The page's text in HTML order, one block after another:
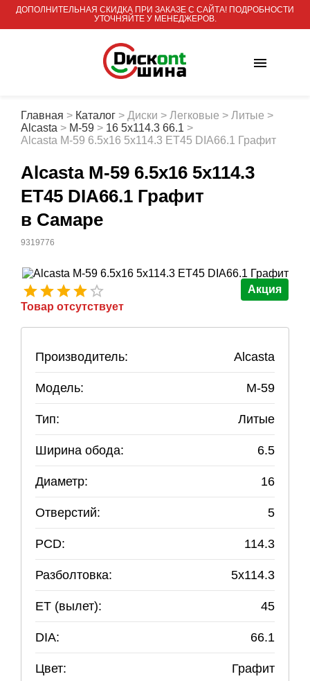
ДОПОЛНИТЕЛЬНАЯ СКИДКА ПРИ ЗАКАЗЕ С САЙТА! ПОДРОБНОСТИ
УТОЧНЯЙТЕ У МЕНЕДЖЕРОВ.
Главная > Каталог > Диски > Легковые > Литые >
Alcasta > M-59 > 16 5x114.3 66.1 >
Alcasta M-59 6.5x16 5x114.3 ET45 DIA66.1 Графит
Alcasta M-59 6.5x16 5x114.3
ET45 DIA66.1 Графит
в Самаре
9319776
Акция
Товар отсутствует
Производитель: Alcasta
Модель: M-59
Тип: Литые
Ширина обода: 6.5
Диаметр: 16
Отверстий: 5
PCD: 114.3
Разболтовка: 5x114.3
ET (вылет): 45
DIA: 66.1
Цвет: Графит